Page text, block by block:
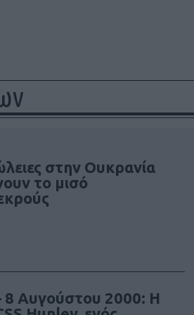
στην Ουκρανία
το μισό
Αυγούστου 2000: Η